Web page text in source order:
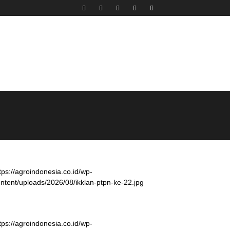
agroindonesia.co.id/wp-
uploads/2026/08/ikklan-ptpn-ke-22.jpg
agroindonesia.co.id/wp-